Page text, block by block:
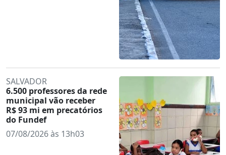
SALVADOR
6.500 professores da rede
municipal vão receber
R$ 93 mi em precatórios
do Fundef
07/08/2026 às 13h03